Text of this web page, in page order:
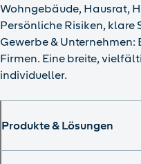
Wohngebäude, Hausrat,
Persönliche Risiken, klare
Gewerbe &
Firmen. Eine breite,
individueller.
Produkte & Lösungen